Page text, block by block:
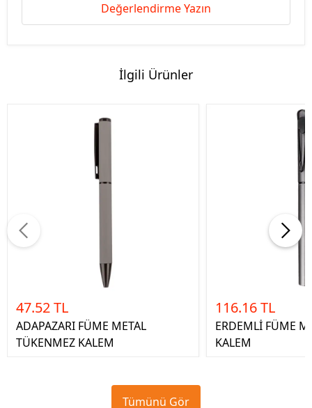
Değerlendirme Yazın
İlgili Ürünler
47.52 TL
ADAPAZARI FÜME METAL
TÜKENMEZ KALEM
116.16 TL
ERDEMLİ FÜME
KALEM
Tümünü Gör